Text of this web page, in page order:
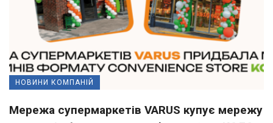
НОВИНИ КОМПАНІЙ
Мережа супермаркетів VARUS купує мережу